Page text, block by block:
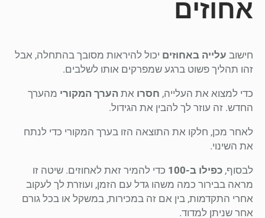
אחוזים
חישוב עלייה באחוזים יכול להיראות מסובך בהתחלה, אבל
זהו תהליך פשוט ברגע שמפרקים אותו לשלבים.
כדי למצוא את העלייה, חסרו את הערך המקורי מהערך
החדש. זה עוזר לך להבין את הגידול.
לאחר מכן, חלקו את התוצאה הזו בערך המקורי כדי לנתח
את השינוי.
לבסוף, כפילו ב-100
כדי להמיר זאת לאחוזים. שיטה זו
מראה בבירור כמה משהו גדל עם הזמן, ועוזרת לך לעקוב
אחרי התקדמות, בין אם זה במכירות, במשקל או בכל גורם
אחר שניתן למדוד.